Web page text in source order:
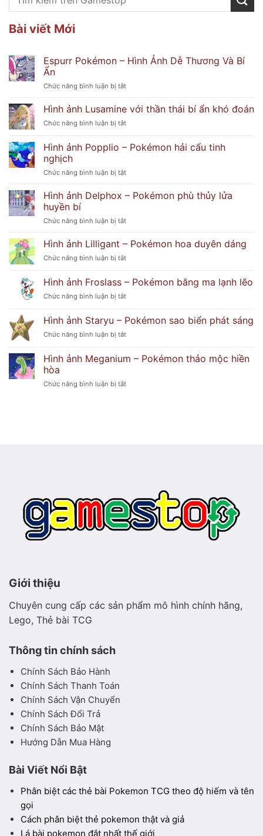
Bài viết Mới
Espurr Pokémon – Hình Ảnh Dễ Thương Và Bí
Ẩn
Chức năng bình luận bị tắtở
Pokémon
Hình
Dễ
Bí
Hình ảnh Lusamine với thần thái bí ẩn khó đoán
Chức năng bình luận bị tắtở
ảnh
Lusamine
thần
đoán
Hình ảnh Popplio – Pokémon hải cẩu tinh
nghịch
Chức năng bình luận bị tắtở
ảnh
Popplio
Pokémon
cẩu
nghịch
Hình ảnh Delphox – Pokémon phù thủy lửa
huyền bí
Chức năng bình luận bị tắtở
ảnh
Delphox
–
phù
lửa
bí
Hình ảnh Lilligant – Pokémon hoa duyên dáng
Chức năng bình luận bị tắtở
ảnh
Lilligant
–
hoa
dáng
Hình ảnh Froslass – Pokémon băng ma lạnh lẽo
Chức năng bình luận bị tắtở
ảnh
Froslass
–
băng
lẽo
Hình ảnh Staryu – Pokémon sao biển phát sáng
Chức năng bình luận bị tắtở
Staryu
Pokémon
Hình ảnh Meganium – Pokémon thảo mộc hiền
hòa
Chức năng bình luận bị tắtở
Giới thiệu
Chuyên cung cấp các sản phẩm mô hình chính hãng,
Lego, Thẻ bài TCG
Thông tin chính sách
Chính Sách Bảo Hành
Chính Sách Thanh Toán
Chính Sách Vận Chuyển
Chính Sách Đổi Trả
Chính Sách Bảo Mật
Hướng Dẫn Mua Hàng
Bài Viết Nổi Bật
Phân biệt các thẻ bài Pokemon TCG theo độ hiếm và tên
gọi
Cách phân biệt thẻ pokemon thật và giả
Lá bài pokemon đắt nhất thế giới